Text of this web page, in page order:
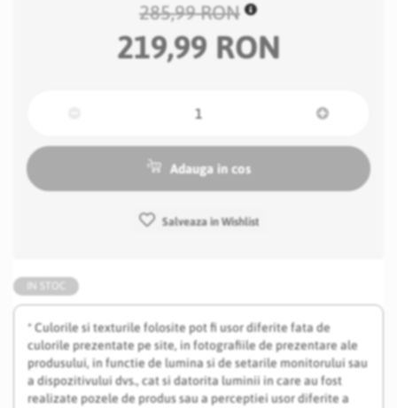
* Culorile si texturile folosite pot fi usor diferite fata de
culorile prezentate pe site, in fotografiile de prezentare ale
produsului, in functie de lumina si de setarile monitorului sau
a dispozitivului dvs., cat si datorita luminii in care au fost
realizate pozele de produs sau a perceptiei usor diferite a
285,99 RON
219,99 RON
Adauga in cos
Salveaza in Wishlist